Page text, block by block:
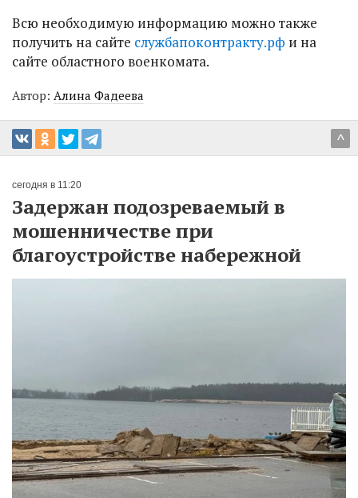
Всю необходимую информацию можно также
получить на сайте службапоконтракту.рф и на
сайте областного военкомата.
Автор: Алина Фадеева
^
сегодня в 11:20
Задержан подозреваемый в
мошенничестве при
благоустройстве набережной